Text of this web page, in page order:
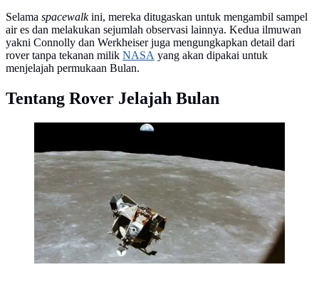
Selama spacewalkini, mereka ditugaskan untuk mengambil sampel
air es dan melakukan sejumlah observasi lainnya. Kedua ilmuwan
yakni Connolly dan Werkheiser juga mengungkapkan detail dari
rover tanpa tekanan milik NASA yang akan dipakai untuk
menjelajah permukaan Bulan.
Tentang Rover Jelajah Bulan
Pesawat Apollo 11 yang dijalankan Neil Armstrong dan